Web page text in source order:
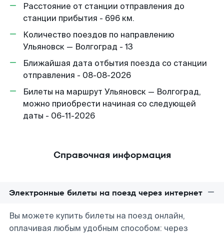
Расстояние от станции отправления до
станции прибытия - 696 км.
Количество поездов по направлению
Ульяновск — Волгоград - 13
Ближайшая дата отбытия поезда со станции
отправления - 08-08-2026
Билеты на маршрут Ульяновск — Волгоград,
можно приобрести начиная со следующей
даты - 06-11-2026
Справочная информация
Электронные билеты на поезд через интернет
Вы можете купить билеты на поезд онлайн,
оплачивая любым удобным способом: через